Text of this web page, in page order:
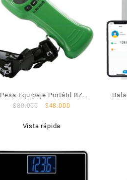
Pesa Equipaje Portátil BZ
1000
$80.000 $48.000
Vista rápida